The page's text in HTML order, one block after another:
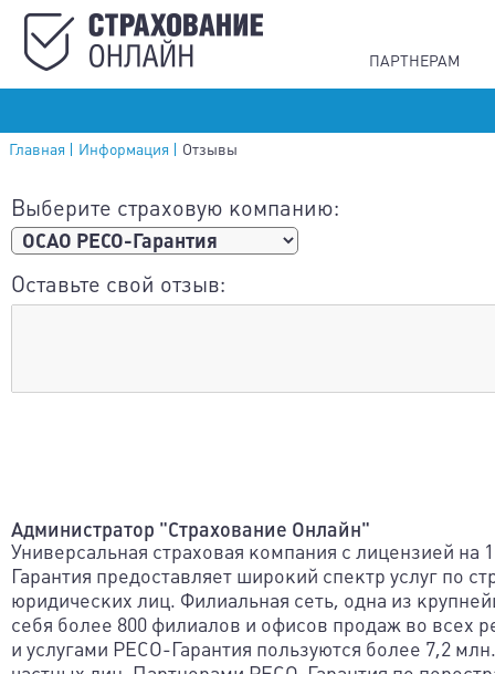
ПАРТНЕРАМ
Главная Информация Отзывы
Выберите страховую компанию:
Оставьте свой отзыв:
Администратор "Страхование Онлайн"
Универсальная страховая компания с лицензией на
Гарантия предоставляет широкий спектр услуг по
юридических лиц. Филиальная сеть, одна из
себя более 800 филиалов и офисов продаж во всех
и услугами РЕСО-Гарантия пользуются более 7,2